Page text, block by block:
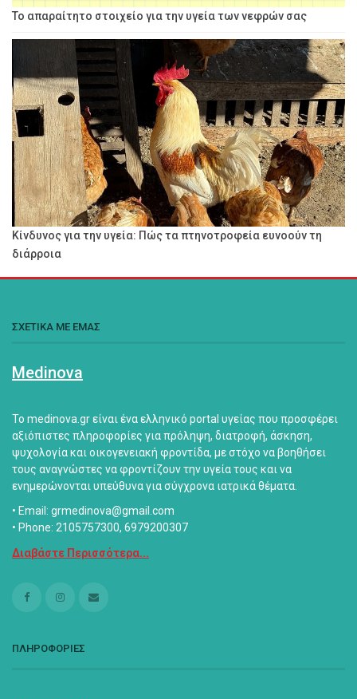
Το απαραίτητο στοιχείο για την υγεία των νεφρών σας
Κίνδυνος για την υγεία: Πώς τα πτηνοτροφεία ευνοούν τη
διάρροια
ΣΧΕΤΙΚΑ ΜΕ ΕΜΑΣ
Medinova
Το medinova.gr είναι ένα ελληνικό portal υγείας που προσφέρει
αξιόπιστες πληροφορίες για πρόληψη, διατροφή, άσκηση,
ψυχολογία και οικογενειακή φροντίδα, με στόχο να βοηθήσει
τους αναγνώστες να φροντίζουν την υγεία τους και να
ενημερώνονται υπεύθυνα για σύγχρονα ιατρικά θέματα.
• Email: grmedinova@gmail.com
• Phone: 2105757300, 6979200307
Διαβάστε Περισσότερα...
ΠΛΗΡΟΦΟΡΙΕΣ